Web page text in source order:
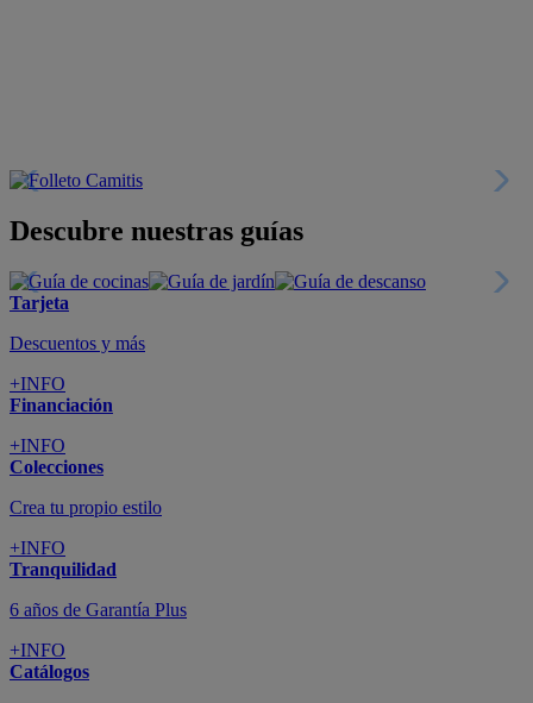
Descubre nuestras guías
Tarjeta
Descuentos y más
+INFO
Financiación
+INFO
Colecciones
Crea tu propio estilo
+INFO
Tranquilidad
6 años de Garantía Plus
+INFO
Catálogos